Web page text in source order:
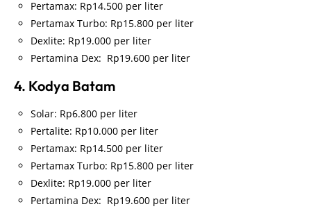
Pertamax: Rp14.500 per liter
Pertamax Turbo: Rp15.800 per liter
Dexlite: Rp19.000 per liter
Pertamina Dex: Rp19.600 per liter
4. Kodya Batam
Solar: Rp6.800 per liter
Pertalite: Rp10.000 per liter
Pertamax: Rp14.500 per liter
Pertamax Turbo: Rp15.800 per liter
Dexlite: Rp19.000 per liter
Pertamina Dex: Rp19.600 per liter